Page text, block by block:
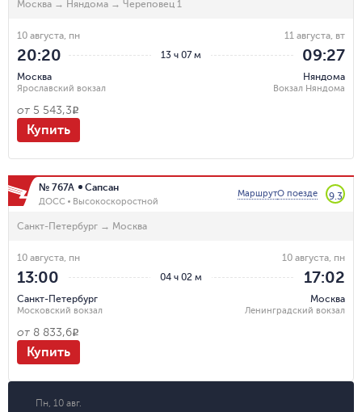
Москва → Няндома → Череповец 1
13 ч 07 м
10 августа, пн
20:20
Москва
Ярославский вокзал
11 августа, вт
09:27
Няндома
Вокзал Няндома
от 5 543,3R
Купить
№ 767А Сапсан
ДОСС Высокоскоростной
МаршрутО поезде 9.3
Санкт-Петербург → Москва
04 ч 02 м
10 августа, пн
13:00
Санкт-Петербург
Московский вокзал
10 августа, пн
17:02
Москва
Ленинградский вокзал
от 8 833,6R
Купить
Пн, 10 авг.